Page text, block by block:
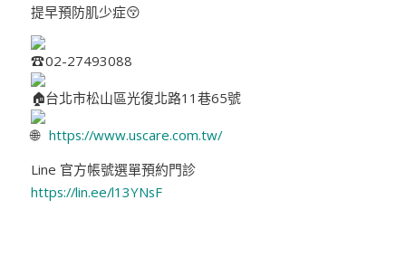
提早預防肌少症😚
02-27493088
台北市松山區光復北路11巷65號
https://www.uscare.com.tw/
Line 官方帳號選單預約門診
https://lin.ee/l13YNsF